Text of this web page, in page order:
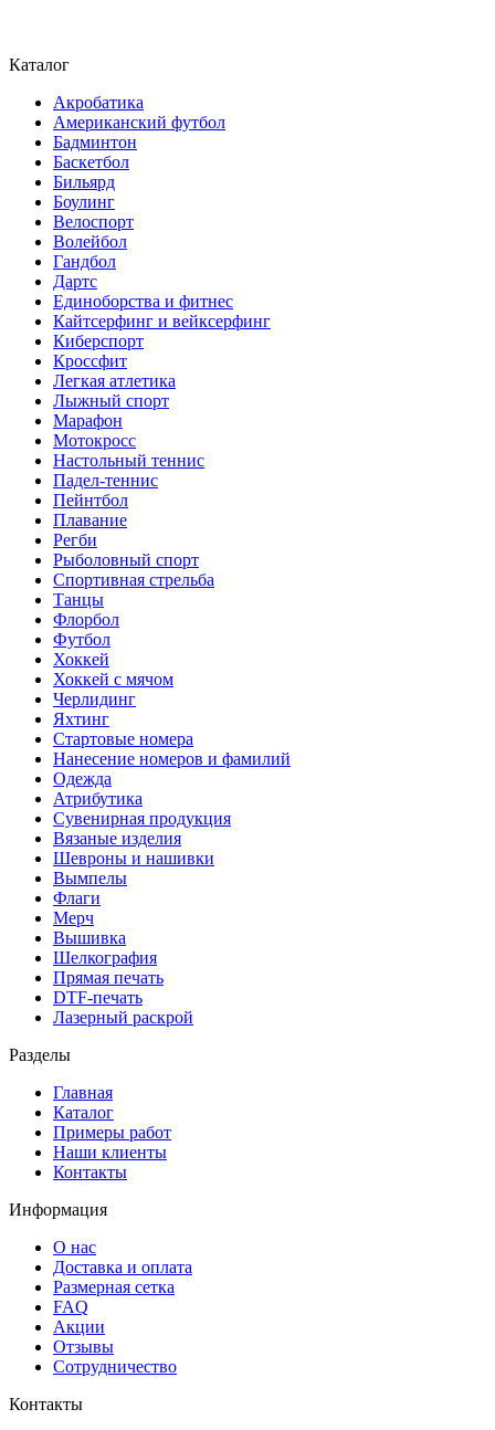
Каталог
Акробатика
Американский футбол
Бадминтон
Баскетбол
Бильярд
Боулинг
Велоспорт
Волейбол
Гандбол
Дартс
Единоборства и фитнес
Кайтсерфинг и вейксерфинг
Киберспорт
Кроссфит
Легкая атлетика
Лыжный спорт
Марафон
Мотокросс
Настольный теннис
Падел-теннис
Пейнтбол
Плавание
Регби
Рыболовный спорт
Спортивная стрельба
Танцы
Флорбол
Футбол
Хоккей
Хоккей с мячом
Черлидинг
Яхтинг
Стартовые номера
Нанесение номеров и фамилий
Одежда
Атрибутика
Сувенирная продукция
Вязаные изделия
Шевроны и нашивки
Вымпелы
Флаги
Мерч
Вышивка
Шелкография
Прямая печать
DTF-печать
Лазерный раскрой
Разделы
Главная
Каталог
Примеры работ
Наши клиенты
Контакты
Информация
О нас
Доставка и оплата
Размерная сетка
FAQ
Акции
Отзывы
Сотрудничество
Контакты